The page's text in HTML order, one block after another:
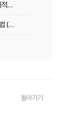
복잡한 운전자보험, 비교사이트로 10분 만에 최적의 설계 끝내는 법
운전자보험, 비교사이트에서 현명하게 고르는 법 (보장 VS 가격)
돌아가기